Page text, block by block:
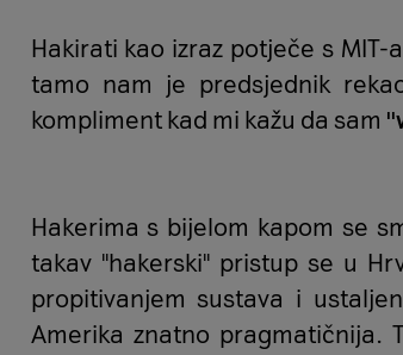
Hakirati kao izraz potječe s
tamo nam je predsjednik
kompliment kad mi kažu da sam
Hakerima s bijelom kapom se
takav ''hakerski'' pristup se u
propitivanjem sustava i
Amerika znatno pragmatičnija.